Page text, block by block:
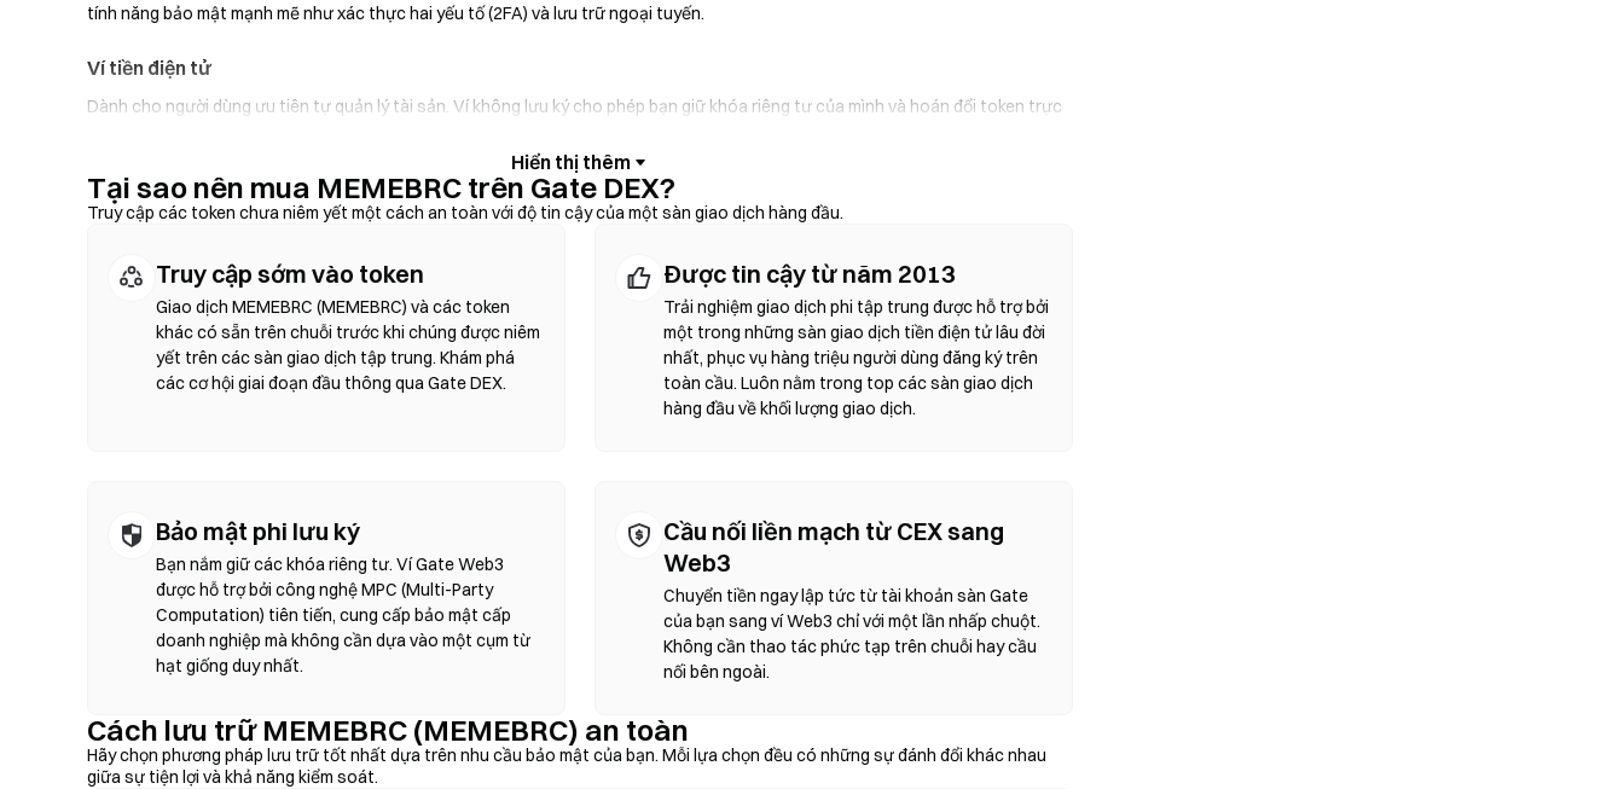
tính năng bảo mật mạnh mẽ như xác thực hai yếu tố (2FA) và lưu trữ ngoại tuyến.
Ví tiền điện tử
Dành cho người dùng ưu tiên tự quản lý tài sản. Ví không lưu ký cho phép bạn giữ khóa riêng tư của mình và hoán đổi token trực
thông qua sàn giao dịch trước. Luôn sao lưu cụm từ hạt giống và xác minh địa chỉ hợp đồng trước khi xác nhận bất kỳ giao dịch
nào.
Giao dịch trực tiếp giữa người dùng với nhau mà không cần trung gian. DEX sử dụng hợp đồng thông minh để thực hiện các giao
dịch hoán đổi trên chuỗi—không cần đăng ký hoặc xác minh danh tính. Kết nối ví tương thích, chọn cặp token, thiết lập mức độ
trượt giá và xác nhận giao dịch. Lưu ý rằng phí gas sẽ được áp dụng và giá có thể khác với thị trường tập trung do độ sâu thanh
khoản. Hầu hết hoạt động của DEX diễn ra trên các chuỗi tương thích EVM như Ethereum, BNB Chain và Polygon.
Tại sao nên mua MEMEBRC trên Gate DEX?
Truy cập các token chưa niêm yết một cách an toàn với độ tin cậy của một sàn giao dịch hàng đầu.
Truy cập sớm vào token
Giao dịch MEMEBRC (MEMEBRC) và các token
khác có sẵn trên chuỗi trước khi chúng được niêm
yết trên các sàn giao dịch tập trung. Khám phá
các cơ hội giai đoạn đầu thông qua Gate DEX.
Được tin cậy từ năm 2013
Trải nghiệm giao dịch phi tập trung được hỗ trợ bởi
một trong những sàn giao dịch tiền điện tử lâu đời
nhất, phục vụ hàng triệu người dùng đăng ký trên
toàn cầu. Luôn nằm trong top các sàn giao dịch
hàng đầu về khối lượng giao dịch.
Bảo mật phi lưu ký
Bạn nắm giữ các khóa riêng tư. Ví Gate Web3
được hỗ trợ bởi công nghệ MPC (Multi-Party
Computation) tiên tiến, cung cấp bảo mật cấp
doanh nghiệp mà không cần dựa vào một cụm từ
hạt giống duy nhất.
Cầu nối liền mạch từ CEX sang
Web3
Chuyển tiền ngay lập tức từ tài khoản sàn Gate
của bạn sang ví Web3 chỉ với một lần nhấp chuột.
Không cần thao tác phức tạp trên chuỗi hay cầu
nối bên ngoài.
Cách lưu trữ MEMEBRC (MEMEBRC) an toàn
Hãy chọn phương pháp lưu trữ tốt nhất dựa trên nhu cầu bảo mật của bạn. Mỗi lựa chọn đều có những sự đánh đổi khác nhau
giữa sự tiện lợi và khả năng kiểm soát.